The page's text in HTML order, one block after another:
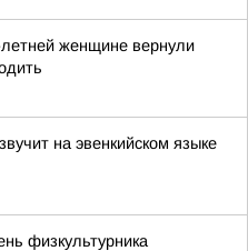
женщине вернули
на эвенкийском языке
физкультурника